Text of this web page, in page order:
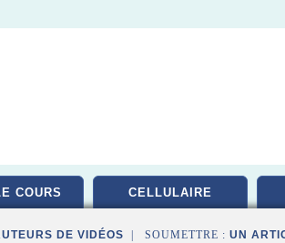
COURS CELLULAIRE
DE VIDÉOS | SOUMETTRE : UN